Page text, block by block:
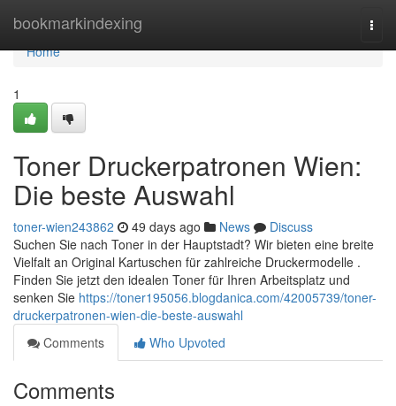
bookmarkindexing
Home
Home
1
Toner Druckerpatronen Wien:
Die beste Auswahl
toner-wien243862 49 days ago News
Discuss
Suchen Sie nach Toner in der Hauptstadt? Wir bieten eine breite
Vielfalt an Original Kartuschen für zahlreiche Druckermodelle .
Finden Sie jetzt den idealen Toner für Ihren Arbeitsplatz und
senken Sie https://toner195056.blogdanica.com/42005739/toner-
druckerpatronen-wien-die-beste-auswahl
Comments
Who Upvoted
Comments